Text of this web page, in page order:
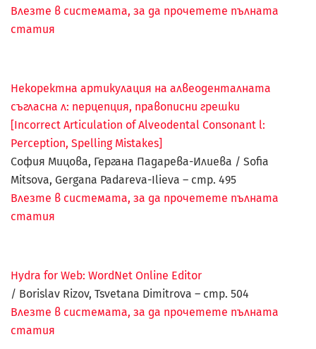
Влезте в системата, за да прочетете пълната
статия
Некоректна артикулация на алвеоденталната
съгласна л: перцепция, правописни грешки
[Incorrect Articulation of Alveodental Consonant l:
Perception, Spelling Mistakes]
София Мицова, Гергана Падарева-Илиева / Sofia
Mitsova, Gergana Padareva-Ilieva – стр. 495
Влезте в системата, за да прочетете пълната
статия
Hydra for Web: WordNet Online Editor
/ Borislav Rizov, Tsvetana Dimitrova – стр. 504
Влезте в системата, за да прочетете пълната
статия